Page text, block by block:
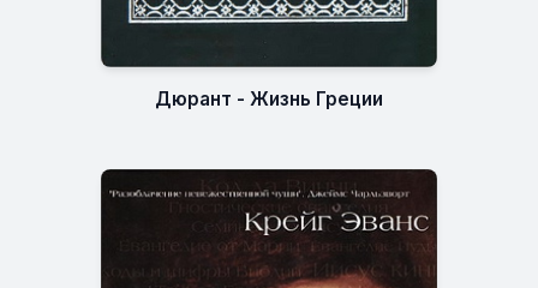
Дюрант - Жизнь Греции